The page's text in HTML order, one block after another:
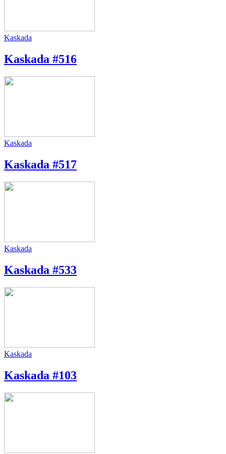
Kaskada
Kaskada #516
Kaskada
Kaskada #517
Kaskada
Kaskada #533
Kaskada
Kaskada #103